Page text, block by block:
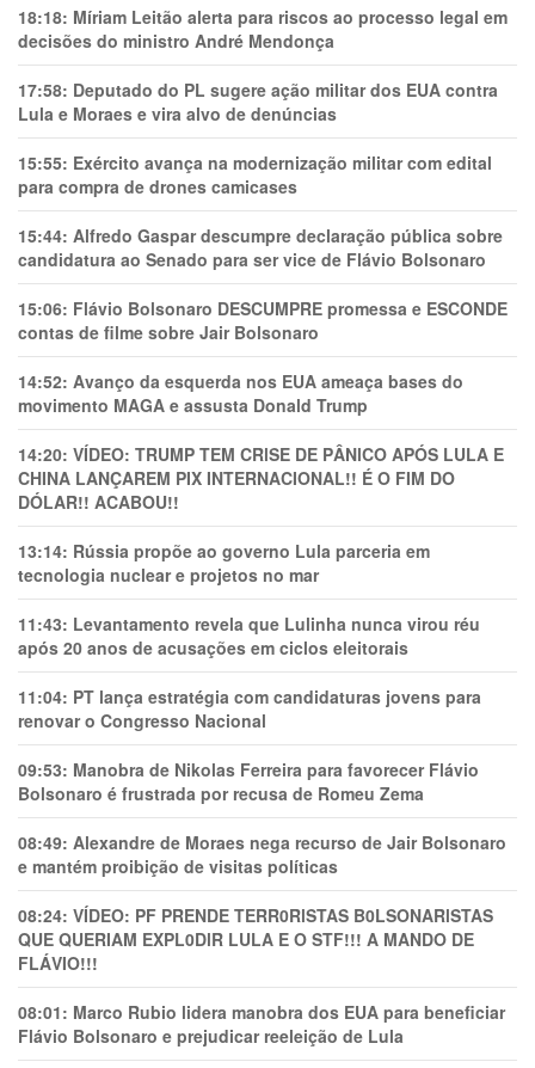
18:18: Míriam Leitão alerta para riscos ao processo legal em
decisões do ministro André Mendonça
17:58: Deputado do PL sugere ação militar dos EUA contra
Lula e Moraes e vira alvo de denúncias
15:55: Exército avança na modernização militar com edital
para compra de drones camicases
15:44: Alfredo Gaspar descumpre declaração pública sobre
candidatura ao Senado para ser vice de Flávio Bolsonaro
15:06: Flávio Bolsonaro DESCUMPRE promessa e ESCONDE
contas de filme sobre Jair Bolsonaro
14:52: Avanço da esquerda nos EUA ameaça bases do
movimento MAGA e assusta Donald Trump
14:20: VÍDEO: TRUMP TEM CRlSE DE PÂNlCO APÓS LULA E
CHINA LANÇAREM PIX INTERNACIONAL!! É O FIM DO
DÓLAR!! ACABOU!!
13:14: Rússia propõe ao governo Lula parceria em
tecnologia nuclear e projetos no mar
11:43: Levantamento revela que Lulinha nunca virou réu
após 20 anos de acusações em ciclos eleitorais
11:04: PT lança estratégia com candidaturas jovens para
renovar o Congresso Nacional
09:53: Manobra de Nikolas Ferreira para favorecer Flávio
Bolsonaro é frustrada por recusa de Romeu Zema
08:49: Alexandre de Moraes nega recurso de Jair Bolsonaro
e mantém proibição de visitas políticas
08:24: VÍDEO: PF PRENDE TERR0RlSTAS B0LSONARlSTAS
QUE QUERIAM EXPL0DlR LULA E O STF!!! A MANDO DE
FLÁVIO!!!
08:01: Marco Rubio lidera manobra dos EUA para beneficiar
Flávio Bolsonaro e prejudicar reeleição de Lula